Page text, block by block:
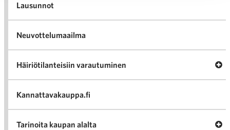
Lausunnot
Neuvottelumaailma
Häiriötilanteisiin varautuminen
Kannattavakauppa.fi
Tarinoita kaupan alalta